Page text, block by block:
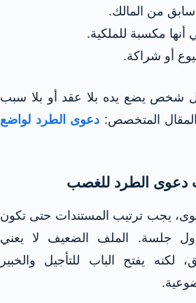
من المالك.
أنها مكسبة للملكية.
أو شراكة.
شخص يضع يده بلا عقد أو بلا سبب
المتخصص: دعوى الطرد لواضع
يجب ترتيب المستندات حتى تكون
جلسة. الملف الضعيف لا يعني
لكنه يفتح الباب للتأجيل والخبير